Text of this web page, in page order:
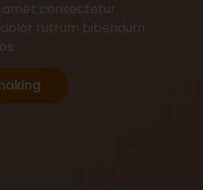
amet consectetur
rutrum bibendum